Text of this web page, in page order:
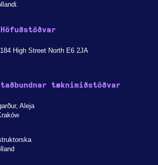
High Street North E6 2JA
tæknimiðstöðvar
Aleja